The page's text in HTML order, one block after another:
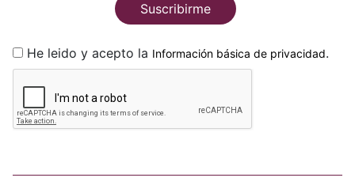
Suscribirme
He leido y acepto la Información básica de privacidad.